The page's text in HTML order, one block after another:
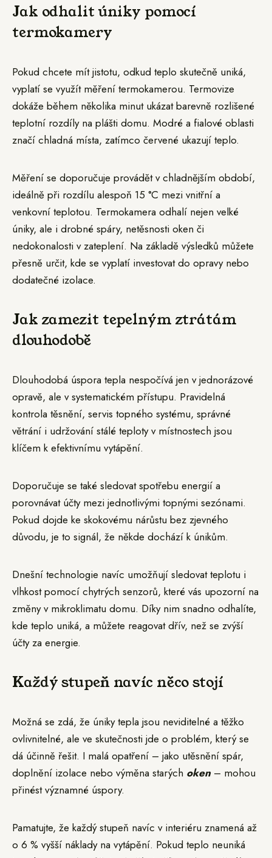
Jak odhalit úniky pomocí
termokamery
Pokud chcete mít jistotu, odkud teplo skutečně uniká,
vyplatí se využít měření termokamerou. Termovize
dokáže během několika minut ukázat barevně rozlišené
teplotní rozdíly na plášti domu. Modré a fialové oblasti
značí chladná místa, zatímco červené ukazují teplo.
Měření se doporučuje provádět v chladnějším období,
ideálně při rozdílu alespoň 15 °C mezi vnitřní a
venkovní teplotou. Termokamera odhalí nejen velké
úniky, ale i drobné spáry, netěsnosti oken či
nedokonalosti v zateplení. Na základě výsledků můžete
přesně určit, kde se vyplatí investovat do opravy nebo
dodatečné izolace.
Jak zamezit tepelným ztrátám
dlouhodobě
Dlouhodobá úspora tepla nespočívá jen v jednorázové
opravě, ale v systematickém přístupu. Pravidelná
kontrola těsnění, servis topného systému, správné
větrání i udržování stálé teploty v místnostech jsou
klíčem k efektivnímu vytápění.
Doporučuje se také sledovat spotřebu energií a
porovnávat účty mezi jednotlivými topnými sezónami.
Pokud dojde ke skokovému nárůstu bez zjevného
důvodu, je to signál, že někde dochází k únikům.
Dnešní technologie navíc umožňují sledovat teplotu i
vlhkost pomocí chytrých senzorů, které vás upozorní na
změny v mikroklimatu domu. Díky nim snadno odhalíte,
kde teplo uniká, a můžete reagovat dřív, než se zvýší
účty za energie.
Každý stupeň navíc něco stojí
Možná se zdá, že úniky tepla jsou neviditelné a těžko
ovlivnitelné, ale ve skutečnosti jde o problém, který se
dá účinně řešit. I malá opatření – jako utěsnění spár,
doplnění izolace nebo výměna starých oken – mohou
přinést významné úspory.
Pamatujte, že každý stupeň navíc v interiéru znamená až
o 6 % vyšší náklady na vytápění. Pokud teplo neuniká